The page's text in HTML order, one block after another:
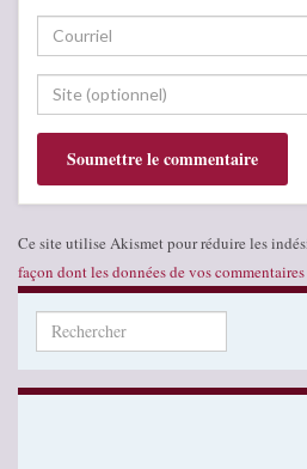
Ce site utilise Akismet pour réduire les
façon dont les données de vos
Search for: